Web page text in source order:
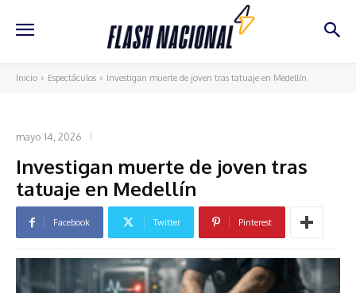
Inicio Espectáculos Investigan muerte de joven tras tatuaje en Medellín
mayo 14, 2026
Investigan muerte de joven tras
tatuaje en Medellín
Facebook Twitter Pinterest